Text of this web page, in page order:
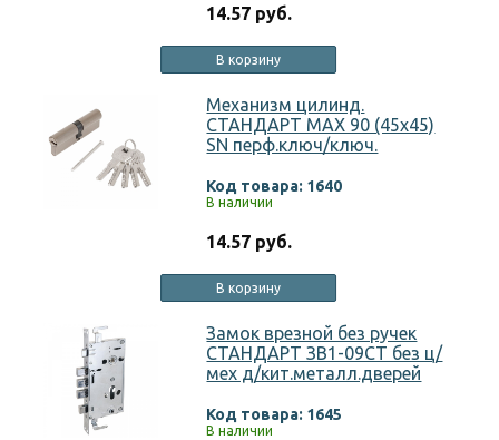
14.57 руб.
В корзину
Механизм цилинд.
СТАНДАРТ MAX 90 (45х45)
SN перф.ключ/ключ.
Код товара: 1640
В наличии
14.57 руб.
В корзину
Замок врезной без ручек
СТАНДАРТ ЗВ1-09СТ без ц/
мех д/кит.металл.дверей
Код товара: 1645
В наличии